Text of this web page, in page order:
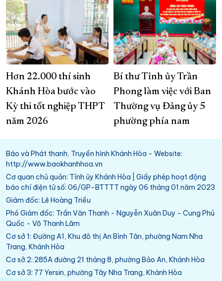
Hơn 22.000 thí sinh
Khánh Hòa bước vào
Kỳ thi tốt nghiệp THPT
năm 2026
Bí thư Tỉnh ủy Trần
Phong làm việc với Ban
Thường vụ Đảng ủy 5
phường phía nam
Báo và Phát thanh, Truyền hình Khánh Hòa - Website:
http://www.baokhanhhoa.vn
Cơ quan chủ quản: Tỉnh ủy Khánh Hòa | Giấy phép hoạt động
báo chí điện tử số: 06/GP-BTTTT ngày 06 tháng 01 năm 2023
Giám đốc: Lê Hoàng Triều
Phó Giám đốc: Trần Văn Thanh - Nguyễn Xuân Duy - Cung Phú
Quốc - Võ Thanh Lâm
Cơ sở 1: Đường A1, Khu đô thị An Bình Tân, phường Nam Nha
Trang, Khánh Hòa
Cơ sở 2: 285A đường 21 tháng 8, phường Bảo An, Khánh Hòa
Cơ sở 3: 77 Yersin, phường Tây Nha Trang, Khánh Hòa